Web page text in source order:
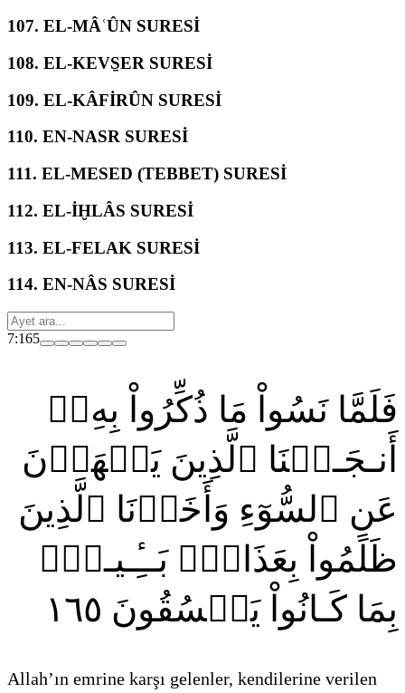
107. EL-MÂʿÛN SURESİ
108. EL-KEVS̱ER SURESİ
109. EL-KÂFİRÛN SURESİ
110. EN-NASR SURESİ
111. EL-MESED (TEBBET) SURESİ
112. EL-İḪLÂS SURESİ
113. EL-FELAK SURESİ
114. EN-NÂS SURESİ
7:165
فَلَمَّا نَسُواْ مَا ذُكِّرُواْ بِهِۦٓ
أَنـجَـيۡنَا ٱلَّذِينَ يَنۡهَوۡنَ
عَنِ ٱلسُّوٓءِ وَأَخَذۡنَا ٱلَّذِينَ
ظَلَمُواْ بِعَذَابِۭ بَــِٔـيـسِۭ
بِمَا كَـانُواْ يَفۡسُقُونَ ١٦٥
Allah’ın emrine karşı gelenler, kendilerine verilen